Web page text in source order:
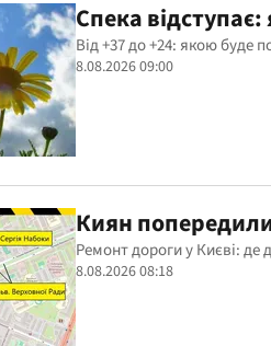
Спека
Від +37 до +24: якою буде
8.08.2026 09:00
Киян
Ремонт дороги у Києві: де
8.08.2026 08:18